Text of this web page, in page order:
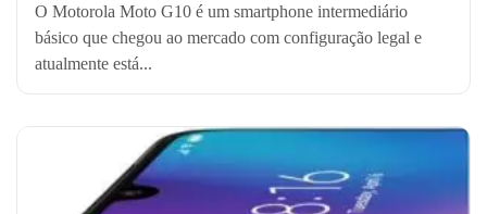
O Motorola Moto G10 é um smartphone intermediário
básico que chegou ao mercado com configuração legal e
atualmente está...